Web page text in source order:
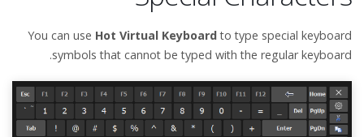
You can use Hot Virtual Keyboardto type special keyboard
symbols that cannot be typed with the regular keyboard.